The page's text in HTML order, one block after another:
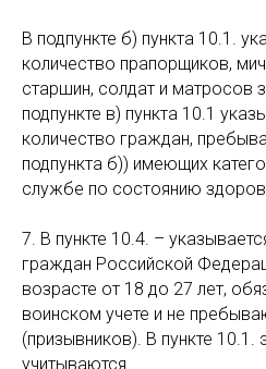
В подпункте б) пункта 10.1.
количество прапорщиков,
старшин, солдат и матросов
подпункте в) пункта 10.1
количество граждан,
подпункта б)) имеющих
службе по состоянию
7. В пункте 10.4. –
граждан Российской
возрасте от 18 до 27 лет,
воинском учете и не
(призывников). В пункте 10.1.
учитываются.